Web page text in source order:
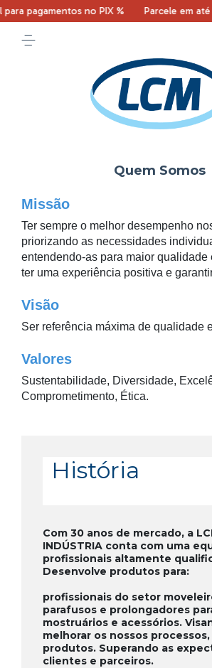
pagamentos no PIX % Parcele em até
Quem Somos
Missão
Ter sempre o melhor desempenho
priorizando as necessidades
entendendo-as para maior qualidade
ter uma experiência positiva e
Visão
Ser referência máxima de qualidade
Valores
Sustentabilidade, Diversidade,
Comprometimento, Ética.
História
Com 30 anos de mercado, a
INDÚSTRIA conta com uma
profissionais altamente
Desenvolve produtos para:
profissionais do setor
parafusos e prolongadores
mostruários e acessórios.
melhorar os nossos
produtos. Superando as
clientes e parceiros.